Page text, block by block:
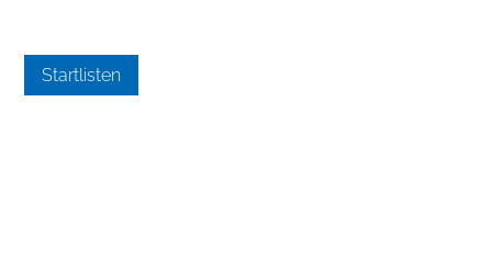
Startlisten